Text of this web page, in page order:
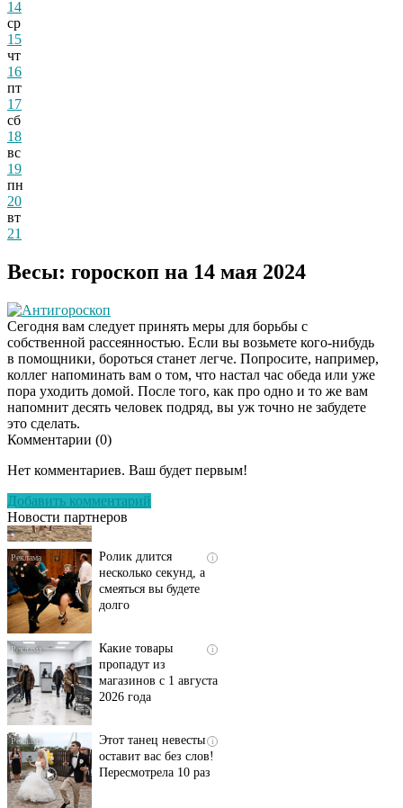
14
ср
15
чт
16
пт
17
сб
18
вс
19
пн
20
вт
21
Весы: гороскоп на 14 мая 2024
Антигороскоп
Сегодня вам следует принять меры для борьбы с
собственной рассеянностью. Если вы возьмете кого-нибудь
в помощники, бороться станет легче. Попросите, например,
коллег напоминать вам о том, что настал час обеда или уже
пора уходить домой. После того, как про одно и то же вам
напомнит десять человек подряд, вы уж точно не забудете
это сделать.
Комментарии (0)
Нет комментариев. Ваш будет первым!
Добавить комментарий
Новости партнеров
Скрытая камера на
люди вытворяют, когда
их не видят...
несколько секунд, а
смеяться вы будете
пропадут из
магазинов с 1 августа
2026 года
оставит вас без слов!
Пересмотрела 10 раз